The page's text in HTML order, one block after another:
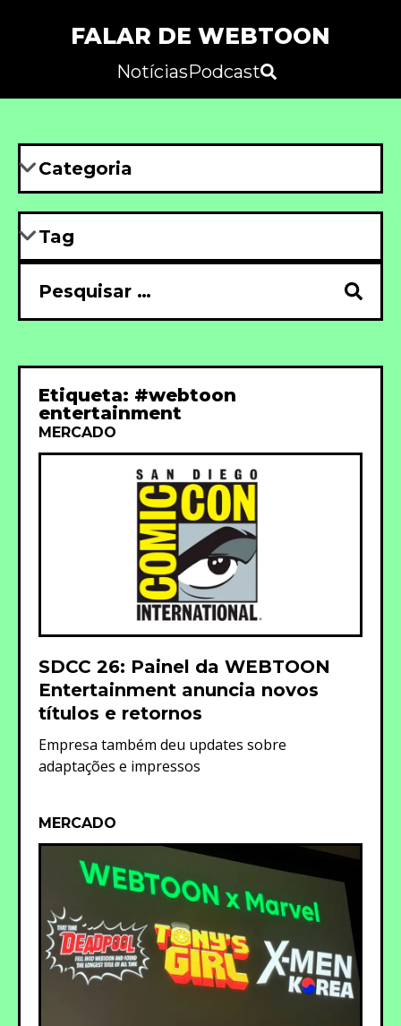
FALAR DE WEBTOON
NotíciasPodcast
Etiqueta: #webtoon
entertainment
MERCADO
SDCC 26: Painel da WEBTOON
Entertainment anuncia novos
títulos e retornos
Empresa também deu updates sobre
adaptações e impressos
MERCADO